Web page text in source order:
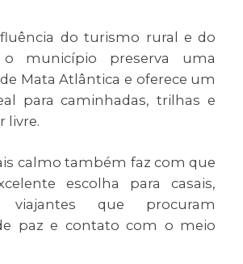
do turismo rural e do
o município preserva uma
Mata Atlântica e oferece um
para caminhadas, trilhas e
livre.
calmo também faz com que
escolha para casais,
que procuram
paz e contato com o meio